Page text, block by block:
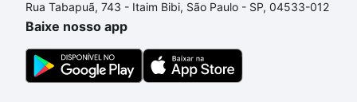
custa comprar um apartamento e conte com a
gente para comprar o imóvel dos seus sonhos com
segurança e conforto. Loft, com você até as
chaves.
Rua Tabapuã, 743 - Itaim Bibi, São Paulo - SP, 04533-012
Baixe nosso app